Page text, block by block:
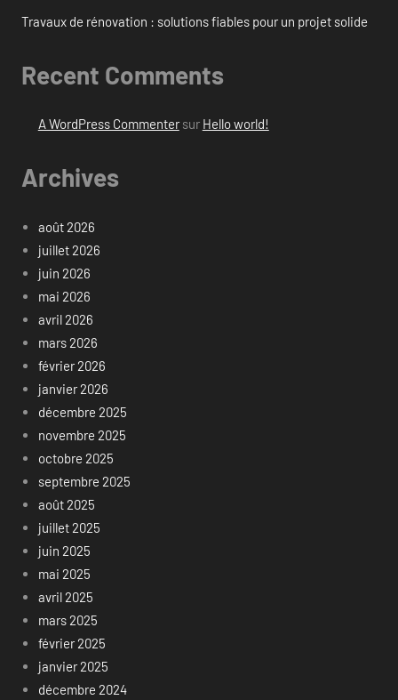
Travaux de rénovation : solutions fiables pour un projet solide
Recent Comments
A WordPress Commentersur Hello world!
Archives
août 2026
juillet 2026
juin 2026
mai 2026
avril 2026
mars 2026
février 2026
janvier 2026
décembre 2025
novembre 2025
octobre 2025
septembre 2025
août 2025
juillet 2025
juin 2025
mai 2025
avril 2025
mars 2025
février 2025
janvier 2025
décembre 2024